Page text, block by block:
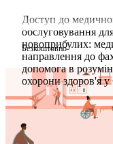
Доступ до
обслуговування
новоприбулих:
направлення до
допомога в
охорони здоров'я у
Безкоштовно